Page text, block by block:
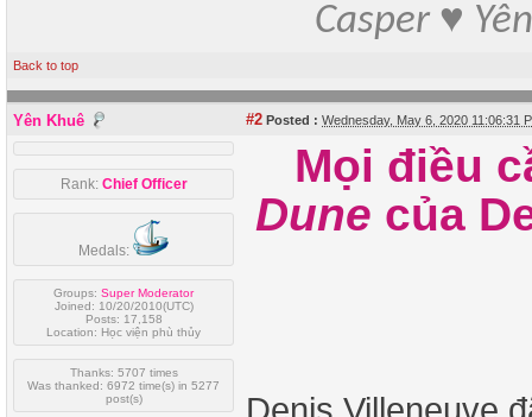
Casper ♥
Back to top
Yên Khuê #2 Posted : Wednesday, May 6, 2020 11:06:31
Rank: Chief Officer
Medals:
Groups: Super Moderator
Joined: 10/20/2010(UTC)
Posts: 17,158
Location: Học viện phù thủy
Thanks: 5707 times
Was thanked: 6972 time(s) in 5277
post(s)
Mọi điều
Dune của